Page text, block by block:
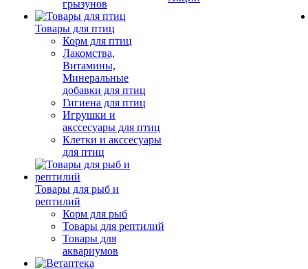
грызунов
Товары для птиц
Корм для птиц
Лакомства,
Витамины,
Минеральные
добавки для птиц
Гигиена для птиц
Игрушки и
акссесуары для птиц
Клетки и акссесуары
для птиц
Товары для рыб и
рептилий
Корм для рыб
Товары для рептилий
Товары для
аквариумов